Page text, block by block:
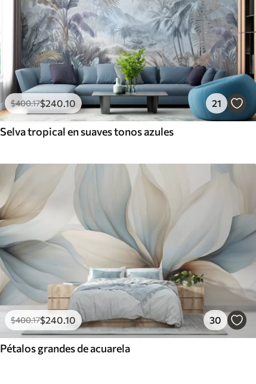
$400.17$240.10 21
Selva tropical en suaves tonos azules
$400.17$240 .10 30
Pétalos grandes de acuarela